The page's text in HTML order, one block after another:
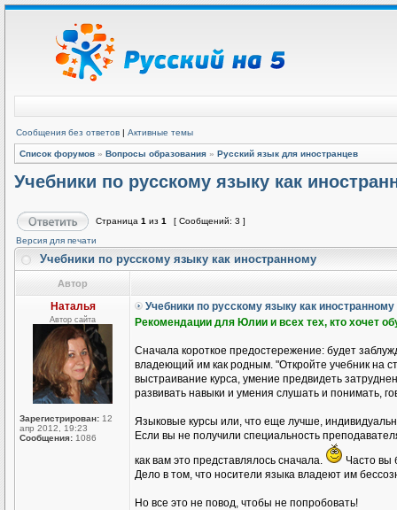
Сообщения без ответов | Активные темы
Список форумов » Вопросы образования » Русский язык для иностранцев
Учебники по русскому языку как
Страница 1 из 1
[ Сообщений: 3 ]
Версия для печати
Учебники по русскому языку как иностранному
Автор
Наталья
Автор сайта
Зарегистрирован: 12
апр 2012, 19:23
Сообщения: 1086
Учебники по русскому языку как иностранному
Рекомендации для Юлии и всех тех, кто хочет
Сначала короткое предостережение: будет
владеющий им как родным. "Откройте учебник на
выстраивание курса, умение предвидеть
развивать навыки и умения слушать и понимать,
Языковые курсы или, что еще лучше,
Если вы не получили специальность
как вам это представлялось сначала.
Часто вы
Дело в том, что носители языка владеют им
Но все это не повод, чтобы не попробовать!